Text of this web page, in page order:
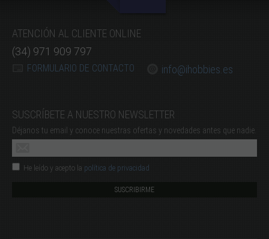
ATENCIÓN AL CLIENTE ONLINE
(34) 971 909 797
FORMULARIO DE CONTACTO info@ihobbies.es
SUSCRÍBETE A NUESTRO NEWSLETTER
Déjanos tu email y conoce nuestras ofertas y novedades antes que nadie.
He leído y acepto la política de privacidad